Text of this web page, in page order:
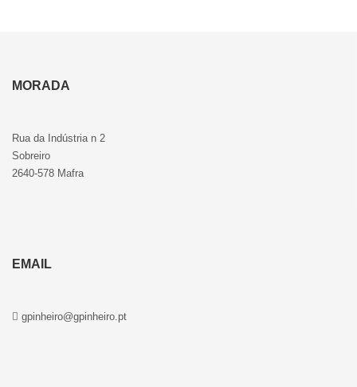
MORADA
Rua da Indústria n 2
Sobreiro
2640-578 Mafra
EMAIL
gpinheiro@gpinheiro.pt